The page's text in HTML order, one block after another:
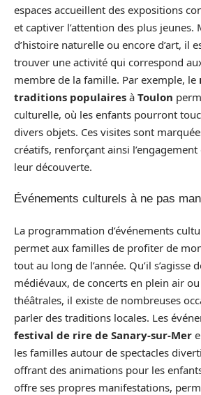
espaces accueillent des expositions
et captiver l’attention des plus jeunes.
d’histoire naturelle ou encore d’art, il
trouver une activité qui correspond
membre de la famille. Par exemple, le
traditions populaires à Toulon
culturelle, où les enfants pourront
divers objets. Ces visites sont
créatifs, renforçant ainsi
leur découverte.
Événements culturels à ne pas
La programmation d’événements
permet aux familles de profiter de
tout au long de l’année. Qu’il s’agisse
médiévaux, de concerts en plein air
théâtrales, il existe de nombreuses
parler des traditions locales. Les
festival de rire de Sanary-sur-Mer
les familles autour de spectacles
offrant des animations pour les
offre ses propres manifestations,